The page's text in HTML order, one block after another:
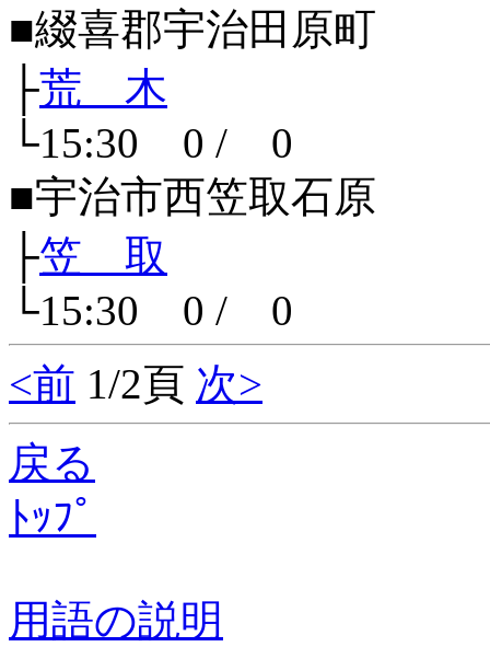
■綴喜郡宇治田原町
├荒 木
└15:30 0 / 0
■宇治市西笠取石原
├笠 取
└15:30 0 / 0
<前 1/2頁 次>
戻る
ﾄｯﾌﾟ
用語の説明